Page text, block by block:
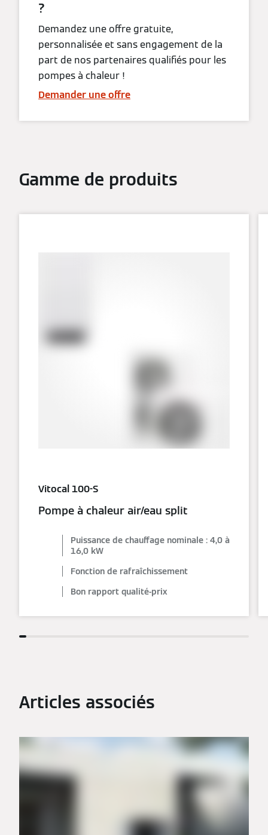
?
Demandez une offre gratuite,
personnalisée et sans engagement de la
part de nos partenaires qualifiés pour les
pompes à chaleur !
Demander une offre
Gamme de produits
Vitocal 100-S
Pompe à chaleur air/eau split
Puissance de chauffage nominale : 4,0 à
16,0 kW
Fonction de rafraîchissement
Bon rapport qualité-prix
Articles associés